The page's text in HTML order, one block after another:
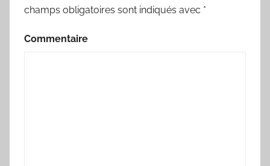
champs obligatoires sont indiqués avec *
Commentaire